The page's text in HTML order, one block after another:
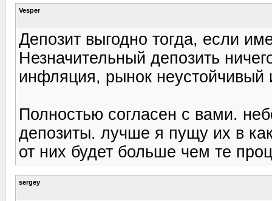
Vesper
Депозит выгодно тогда, если
Незначительный депозить
инфляция, рынок неустойчивый
Полностью согласен с вами.
депозиты. лучше я пущу их в
от них будет больше чем те
sergey